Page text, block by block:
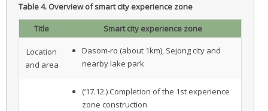
Table 4. Overview of smart city experience zone
Title Smart city experience zone
Location
and area
Dasom-ro (about 1km), Sejong city and
nearby lake park
(‘17.12.) Completion of the 1st experience
zone construction